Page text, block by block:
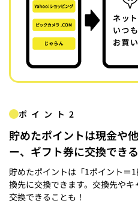
ポイント2
貯めたポイントは現金や
ー、ギフト券に交換できる
貯めたポイントは「1ポイント＝
換先に交換できます。交換先や
交換できることも！